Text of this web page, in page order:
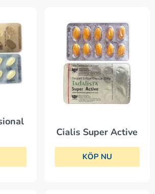
Cialis Super Active
KÖP NU